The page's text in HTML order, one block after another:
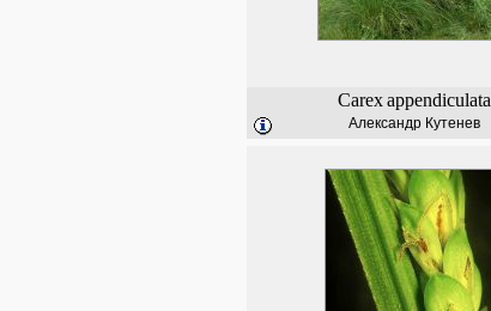
Carexappendiculata
Александр Кутенев